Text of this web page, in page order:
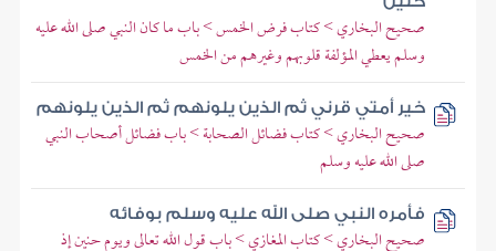
صحيح البخاري > كتاب فرض الخمس > باب ما كان النبي صلى الله عليه
وسلم يعطي المؤلفة قلوبهم وغيرهم من الخمس
خير أمتي قرني ثم الذين يلونهم ثم الذين يلونهم
صحيح البخاري > كتاب فضائل الصحابة > باب فضائل أصحاب النبي
صلى الله عليه وسلم
فأمره النبي صلى الله عليه وسلم بوفائه
صحيح البخاري > كتاب المغازي > باب قول الله تعالى ويوم حنين إذ